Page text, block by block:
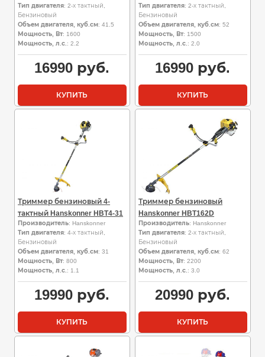
Тип двигателя: 2-х тактный,
Бензиновый
Объем двигателя, куб.см: 41.5
Мощность, Вт: 1600
Мощность, л.с. : 2.2
16990 руб.
КУПИТЬ
Тип двигателя: 2-х тактный,
Бензиновый
Объем двигателя, куб.см: 52
Мощность, Вт: 1500
Мощность, л.с. : 2.0
16990 руб.
КУПИТЬ
Триммер бензиновый 4-
тактный Hanskonner HBT4-31
Производитель: Hanskonner
Тип двигателя: 4-х тактный,
Бензиновый
Объем двигателя, куб.см: 31
Мощность, Вт: 800
Мощность, л.с. : 1.1
19990 руб.
КУПИТЬ
Триммер бензиновый
Hanskonner HBT162D
Производитель: Hanskonner
Тип двигателя: 2-х тактный,
Бензиновый
Объем двигателя, куб.см: 62
Мощность, Вт: 2200
Мощность, л.с. : 3.0
20990 руб.
КУПИТЬ